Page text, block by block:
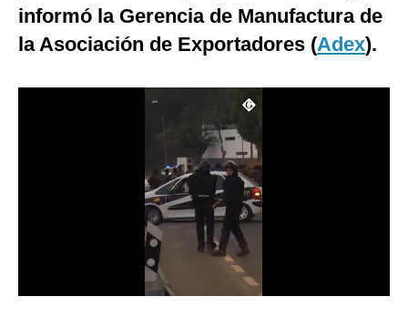
Internacional
Tecnología
Club del Suscriptor
informó la Gerencia de Manufactura de
la Asociación de Exportadores (Adex).